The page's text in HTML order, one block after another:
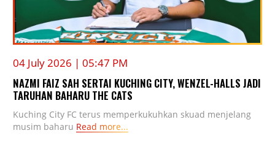
04 July 2026 | 05:47 PM
NAZMI FAIZ SAH SERTAI KUCHING CITY, WENZEL-HALLS JADI
TARUHAN BAHARU THE CATS
Kuching City FC terus memperkukuhkan skuad menjelang
musim baharu Read more...